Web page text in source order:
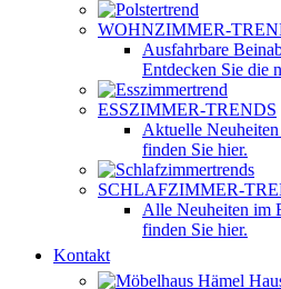
WOHNZIMMER-
Ausfahrbare
Entdecken Sie die
ESSZIMMER-TRENDS
Aktuelle
finden Sie hier.
SCHLAFZIMMER-
Alle Neuheiten im
finden Sie hier.
Kontakt